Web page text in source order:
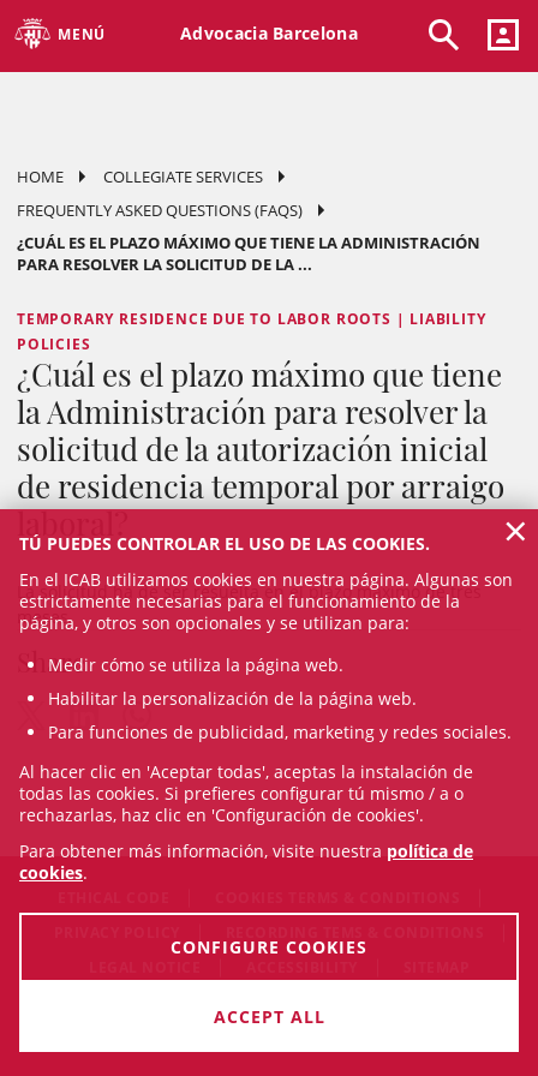
MENÚ Advocacia Barcelona
HOME
COLLEGIATE SERVICES
FREQUENTLY ASKED QUESTIONS (FAQS)
¿CUÁL ES EL PLAZO MÁXIMO QUE TIENE LA ADMINISTRACIÓN
PARA RESOLVER LA SOLICITUD DE LA ...
TEMPORARY RESIDENCE DUE TO LABOR ROOTS | LIABILITY
POLICIES
¿Cuál es el plazo máximo que tiene
la Administración para resolver la
solicitud de la autorización inicial
de residencia temporal por arraigo
laboral?
La solicitud ha de ser resuelta en el plazo máximo de tres
meses.
Share
© Sun Aug 09 19:42:20 CEST 2026 Il·lustre Col·legi de
TÚ PUEDES CONTROLAR EL USO DE LAS COOKIES.
En el ICAB utilizamos cookies en nuestra página. Algunas son
estrictamente necesarias para el funcionamiento de la
página, y otros son opcionales y se utilizan para:
Medir cómo se utiliza la página web.
Habilitar la personalización de la página web.
Para funciones de publicidad, marketing y redes sociales.
Al hacer clic en 'Aceptar todas', aceptas la instalación de
todas las cookies. Si prefieres configurar tú mismo / a o
rechazarlas, haz clic en 'Configuración de cookies'.
Para obtener más información, visite nuestra política de
cookies.
CONFIGURE COOKIES
ACCEPT ALL
×